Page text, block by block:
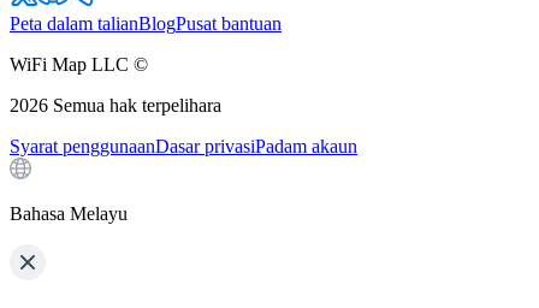
Peta dalam talianBlogPusat bantuan
WiFi Map LLC ©
2026 Semua hak terpelihara
Syarat penggunaanDasar privasiPadam akaun
Bahasa Melayu